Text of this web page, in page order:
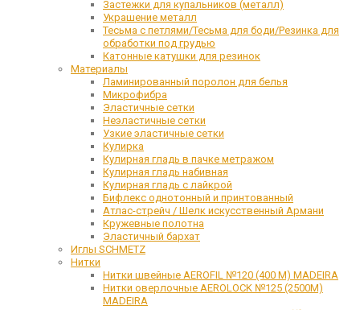
Застежки для купальников (металл)
Украшение металл
Тесьма с петлями/Тесьма для боди/Резинка для
обработки под грудью
Катонные катушки для резинок
Материалы
Ламинированный поролон для белья
Микрофибра
Эластичные сетки
Неэластичные сетки
Узкие эластичные сетки
Кулирка
Кулирная гладь в пачке метражом
Кулирная гладь набивная
Кулирная гладь с лайкрой
Бифлекс однотонный и принтованный
Атлас-стрейч / Шелк искусственный Армани
Кружевные полотна
Эластичный бархат
Иглы SCHMETZ
Нитки
Нитки швейные AEROFIL №120 (400 М) MADEIRA
Нитки оверлочные AEROLOCK №125 (2500М)
MADEIRA